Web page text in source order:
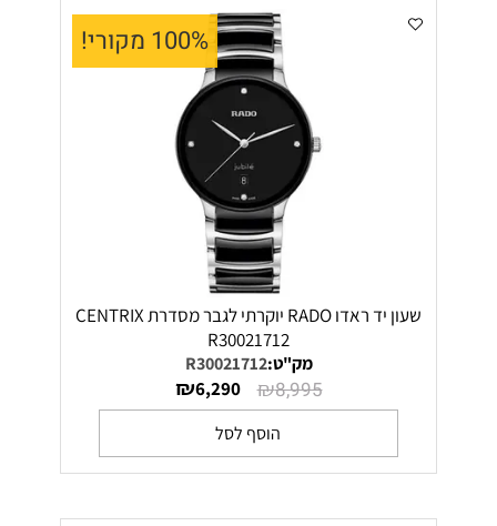
100% מקורי!
שעון יד ראדו RADO יוקרתי לגבר מסדרת CENTRIX
R30021712
מק"ט:R30021712
₪8,995
₪6,290
הוסף לסל